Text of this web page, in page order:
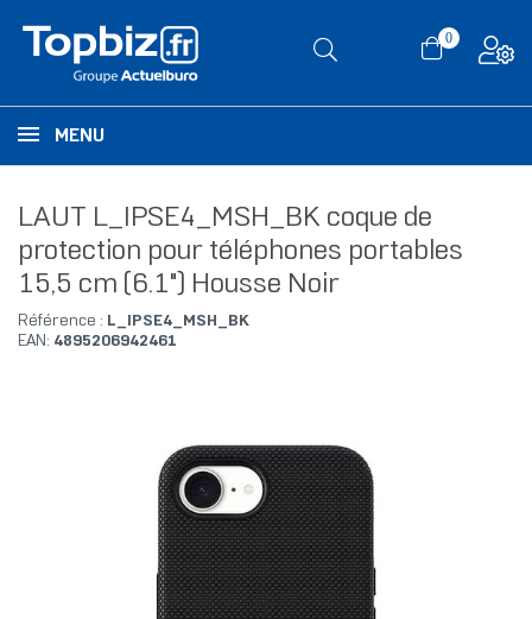
0
MENU
LAUT L_IPSE4_MSH_BK coque de
protection pour téléphones portables
15,5 cm (6.1") Housse Noir
Référence : L_IPSE4_MSH_BK
EAN: 4895206942461